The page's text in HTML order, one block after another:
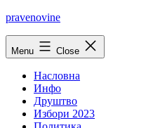
Skip
pravenovine
Menu Close
Насловна
Инфо
Друштво
Избори 2023